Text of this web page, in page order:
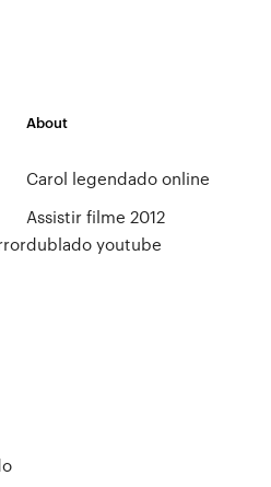
About
Carol legendado online
Assistir filme 2012
dublado youtube